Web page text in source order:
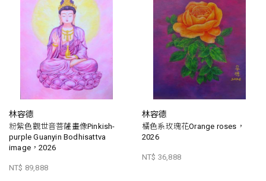
林容德
粉紫色觀世音菩薩畫像Pinkish-
purple Guanyin Bodhisattva
image，2026
NT$ 89,888
林容德
橘色系玫瑰花Orange roses，
2026
NT$ 36,888